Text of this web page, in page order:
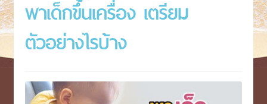
menu
แพ็คเกจทัวร์
Expand
โรงแรม
ตั๋วเครื่องบิน/รถ
พาเด็กขึ้นเครื่อง เตรียม
ตัวอย่างไรบ้าง